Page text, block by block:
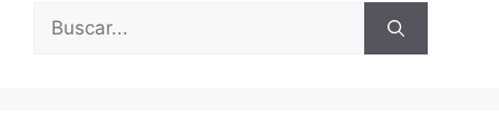
Buscar: